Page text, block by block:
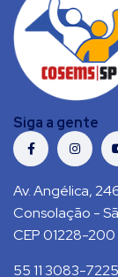
Siga a gente
Av. Angélica,
Consolação -
CEP 01228-200
55 11 3083-7225